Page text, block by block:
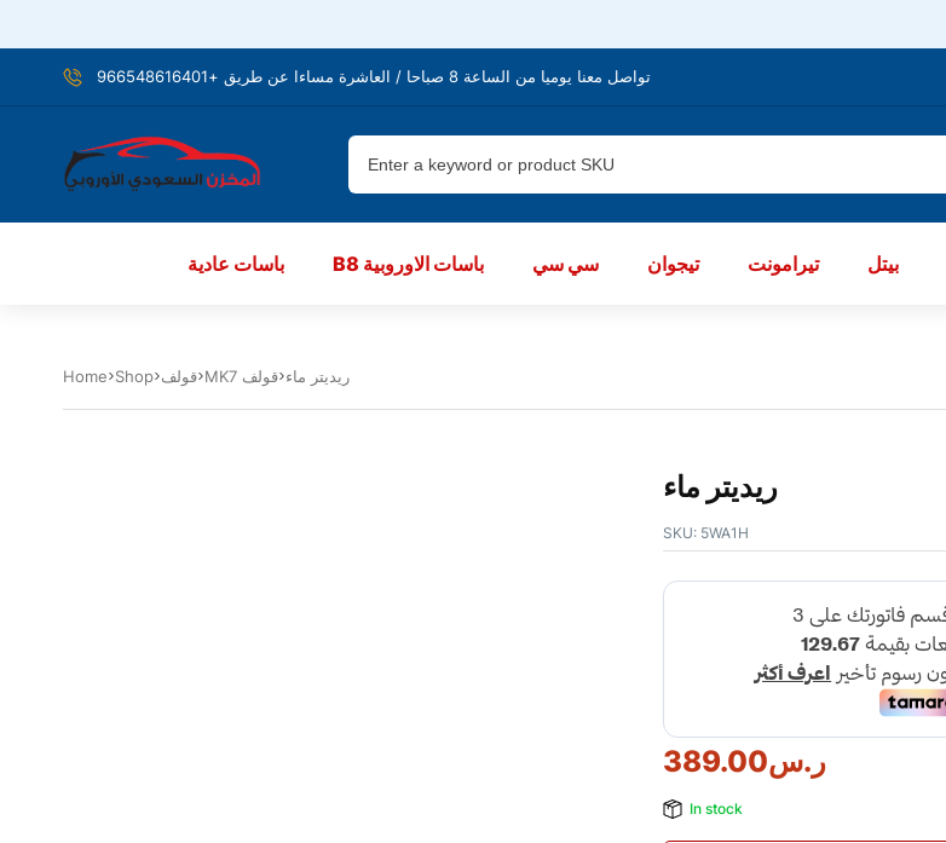
تواصل معنا يوميا من الساعة 8 صباحا / العاشرة مساءا عن طريق +966548616401
باسات عادية B8 باسات الاوروبية سي سي تيجوان تيرامونت بيتل
Home Shop قولف MK7 قولف ريديتر ماء
ريديتر ماء
SKU: 5WA1H
ر.س389.00
In stock